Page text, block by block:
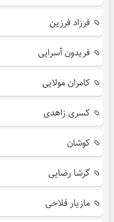
فرزاد فرزین
فریدون آسرایی
کامران مولایی
کسری زاهدی
کوشان
گرشا رضایی
مازیار فلاحی